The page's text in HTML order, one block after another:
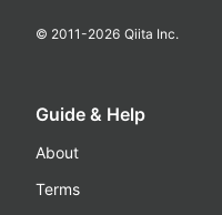
© 2011-2026 Qiita Inc.
Guide & Help
About
Terms